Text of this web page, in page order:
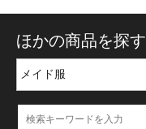
ほかの商品を探す